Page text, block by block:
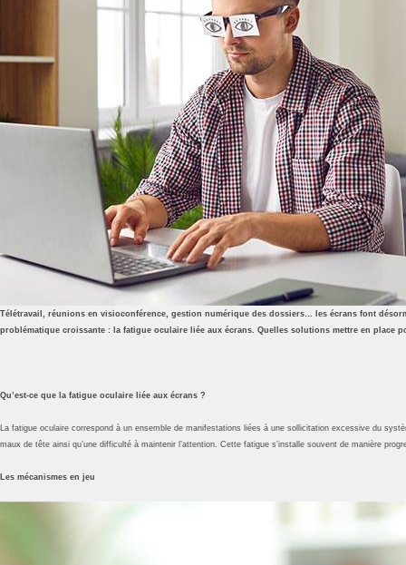
Télétravail, réunions en visioconférence, gestion numérique des dossiers… les écrans font
problématique croissante : la fatigue oculaire liée aux écrans. Quelles solutions mettre en place
Qu’est-ce que la fatigue oculaire liée aux écrans ?
La fatigue oculaire correspond à un ensemble de manifestations liées à une sollicitation excessive du
maux de tête ainsi qu’une difficulté à maintenir l’attention. Cette fatigue s’installe souvent de manière
Les mécanismes en jeu